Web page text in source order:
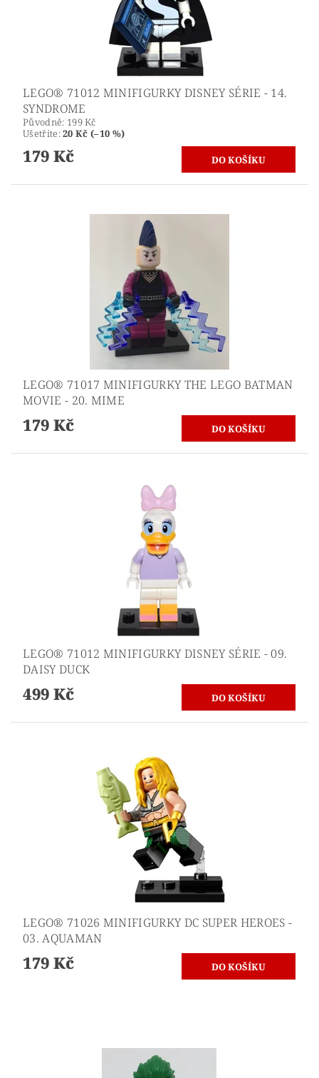
LEGO® 71012 MINIFIGURKY DISNEY SÉRIE - 14.
SYNDROME
Původně: 199 Kč
Ušetříte:20 Kč (–10 %)
179 Kč
LEGO® 71017 MINIFIGURKY THE LEGO BATMAN
MOVIE - 20. MIME
179 Kč
LEGO® 71012 MINIFIGURKY DISNEY SÉRIE - 09.
DAISY DUCK
499 Kč
LEGO® 71026 MINIFIGURKY DC SUPER HEROES -
03. AQUAMAN
179 Kč